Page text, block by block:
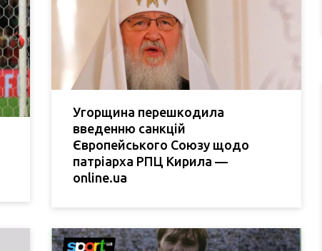
Угорщина перешкодила
введенню санкцій
Європейського Союзу щодо
патріарха РПЦ Кирила —
online.ua